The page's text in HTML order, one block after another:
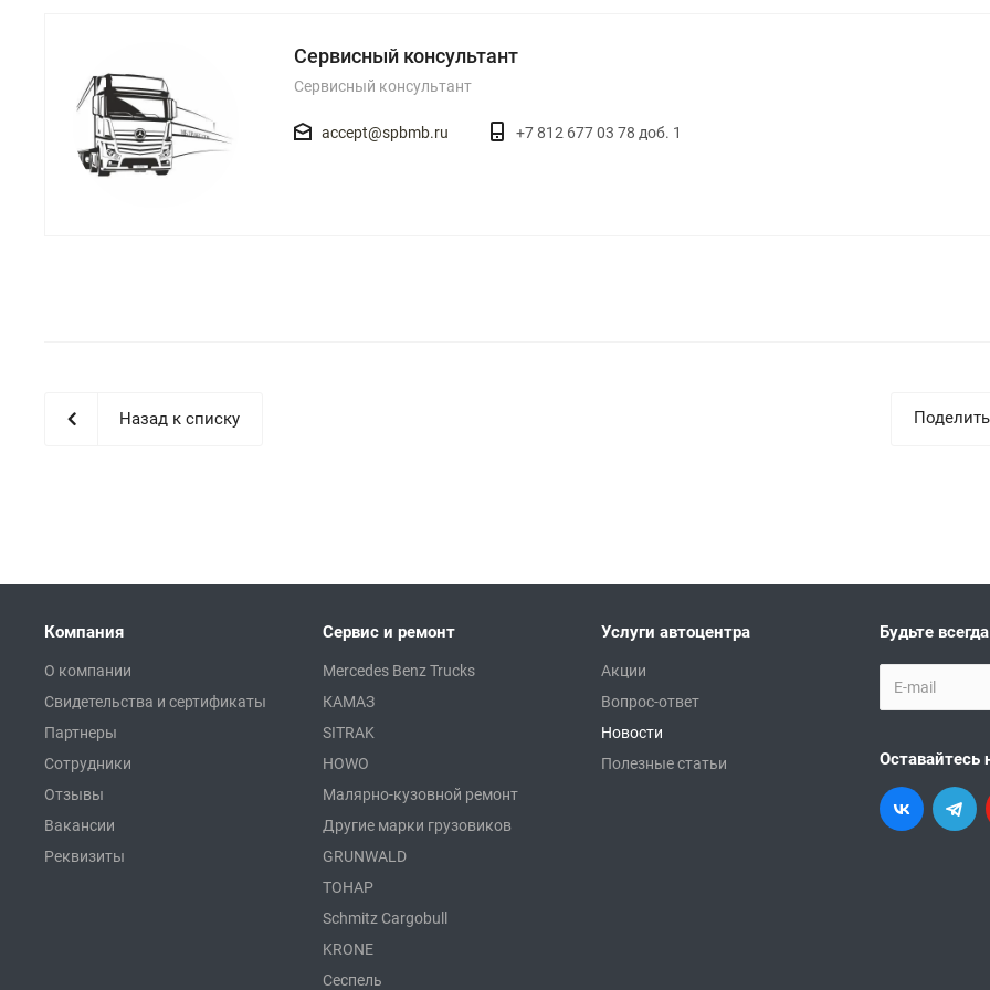
Сервисный консультант
Сервисный консультант
accept@spbmb.ru +7 812 677 03 78 доб. 1
Назад к списку
Компания
О компании
Свидетельства и сертификаты
Партнеры
Сотрудники
Отзывы
Вакансии
Реквизиты
Сервис и ремонт
Mercedes Benz Trucks
КАМАЗ
SITRAK
HOWO
Малярно-кузовной ремонт
Другие марки грузовиков
GRUNWALD
ТОНАР
Schmitz Cargobull
KRONE
Сеспель
Услуги автоцентра
Акции
Вопрос-ответ
Новости
Полезные статьи
Будьте
Оставайтесь